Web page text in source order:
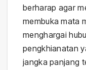
berharap agar
membuka mata
menghargai
pengkhianatan
jangka panjang